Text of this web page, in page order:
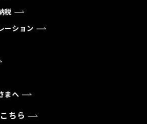
税
ーション
まへ
ちら